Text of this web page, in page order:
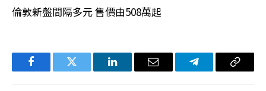
倫敦新盤間隔多元 售價由508萬起
FacebookTwitter LinkedIn电
Telegram复